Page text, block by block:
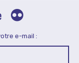
e-mail :